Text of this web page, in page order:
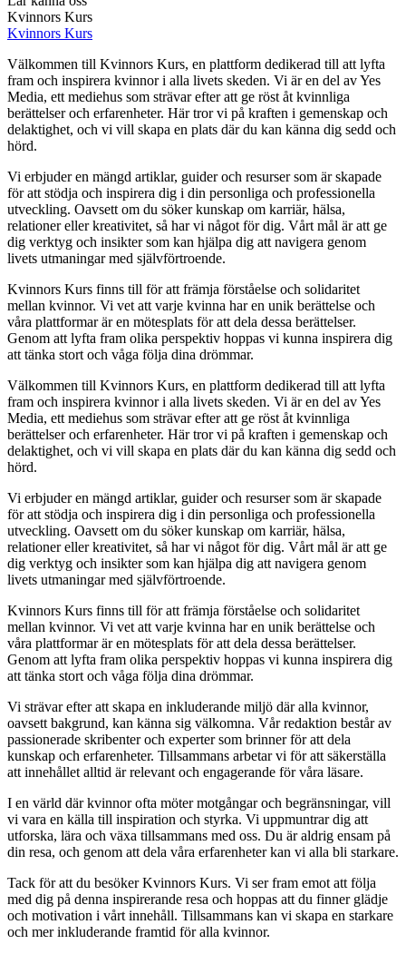
Kvinnors Kurs
Kvinnors Kurs
Välkommen till Kvinnors Kurs, en plattform dedikerad till att lyfta
fram och inspirera kvinnor i alla livets skeden. Vi är en del av Yes
Media, ett mediehus som strävar efter att ge röst åt kvinnliga
berättelser och erfarenheter. Här tror vi på kraften i gemenskap och
delaktighet, och vi vill skapa en plats där du kan känna dig sedd och
hörd.
Vi erbjuder en mängd artiklar, guider och resurser som är skapade
för att stödja och inspirera dig i din personliga och professionella
utveckling. Oavsett om du söker kunskap om karriär, hälsa,
relationer eller kreativitet, så har vi något för dig. Vårt mål är att ge
dig verktyg och insikter som kan hjälpa dig att navigera genom
livets utmaningar med självförtroende.
Kvinnors Kurs finns till för att främja förståelse och solidaritet
mellan kvinnor. Vi vet att varje kvinna har en unik berättelse och
våra plattformar är en mötesplats för att dela dessa berättelser.
Genom att lyfta fram olika perspektiv hoppas vi kunna inspirera dig
att tänka stort och våga följa dina drömmar.
Välkommen till Kvinnors Kurs, en plattform dedikerad till att lyfta
fram och inspirera kvinnor i alla livets skeden. Vi är en del av Yes
Media, ett mediehus som strävar efter att ge röst åt kvinnliga
berättelser och erfarenheter. Här tror vi på kraften i gemenskap och
delaktighet, och vi vill skapa en plats där du kan känna dig sedd och
hörd.
Vi erbjuder en mängd artiklar, guider och resurser som är skapade
för att stödja och inspirera dig i din personliga och professionella
utveckling. Oavsett om du söker kunskap om karriär, hälsa,
relationer eller kreativitet, så har vi något för dig. Vårt mål är att ge
dig verktyg och insikter som kan hjälpa dig att navigera genom
livets utmaningar med självförtroende.
Kvinnors Kurs finns till för att främja förståelse och solidaritet
mellan kvinnor. Vi vet att varje kvinna har en unik berättelse och
våra plattformar är en mötesplats för att dela dessa berättelser.
Genom att lyfta fram olika perspektiv hoppas vi kunna inspirera dig
att tänka stort och våga följa dina drömmar.
Vi strävar efter att skapa en inkluderande miljö där alla kvinnor,
oavsett bakgrund, kan känna sig välkomna. Vår redaktion består av
passionerade skribenter och experter som brinner för att dela
kunskap och erfarenheter. Tillsammans arbetar vi för att säkerställa
att innehållet alltid är relevant och engagerande för våra läsare.
I en värld där kvinnor ofta möter motgångar och begränsningar, vill
vi vara en källa till inspiration och styrka. Vi uppmuntrar dig att
utforska, lära och växa tillsammans med oss. Du är aldrig ensam på
din resa, och genom att dela våra erfarenheter kan vi alla bli starkare.
Tack för att du besöker Kvinnors Kurs. Vi ser fram emot att följa
med dig på denna inspirerande resa och hoppas att du finner glädje
och motivation i vårt innehåll. Tillsammans kan vi skapa en starkare
och mer inkluderande framtid för alla kvinnor.